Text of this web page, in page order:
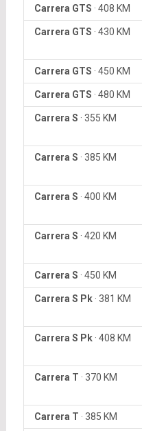
Carrera GTS · 408 KM
Carrera GTS · 430 KM
Carrera GTS · 450 KM
Carrera GTS · 480 KM
Carrera S · 355 KM
Carrera S · 385 KM
Carrera S · 400 KM
Carrera S · 420 KM
Carrera S · 450 KM
Carrera S Pk· 381 KM
Carrera S Pk· 408 KM
Carrera T · 370 KM
Carrera T · 385 KM